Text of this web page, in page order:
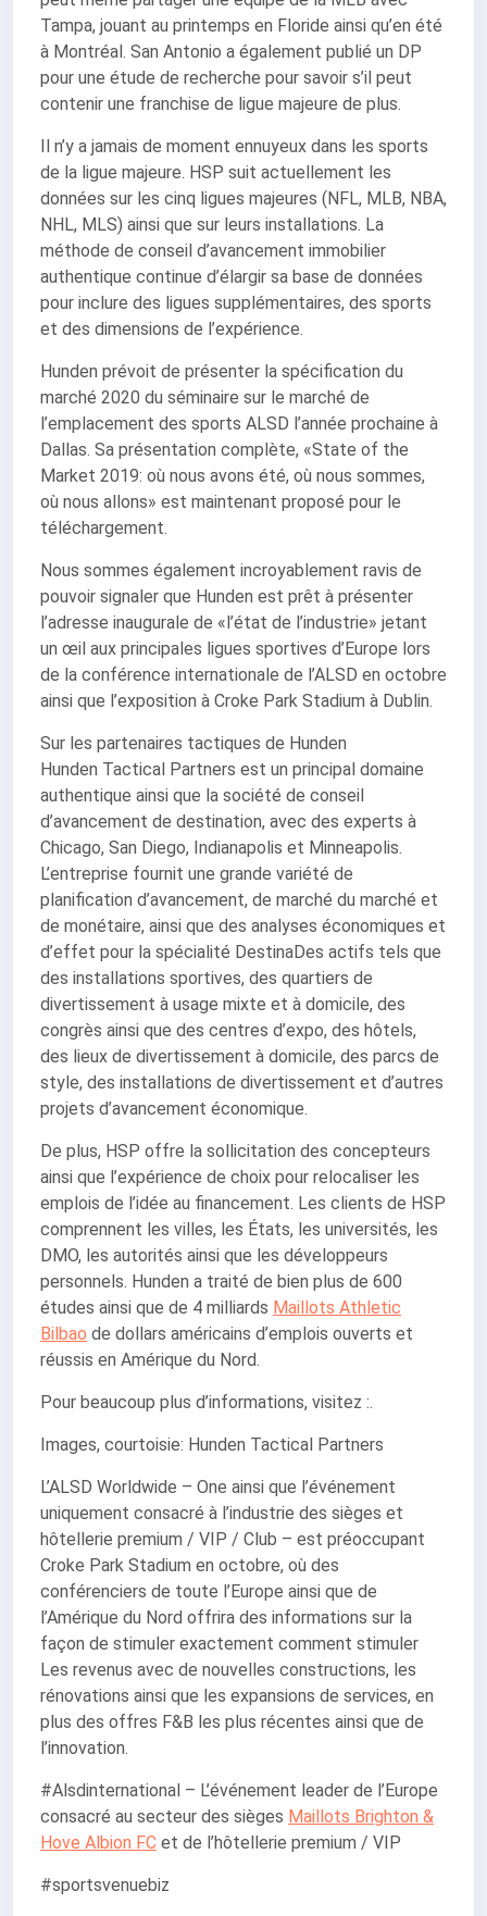
Tampa, jouant au printemps en Floride ainsi qu’en été
à Montréal. San Antonio a également publié un DP
pour une étude de recherche pour savoir s’il peut
contenir une franchise de ligue majeure de plus.
Il n’y a jamais de moment ennuyeux dans les sports
de la ligue majeure. HSP suit actuellement les
données sur les cinq ligues majeures (NFL, MLB, NBA,
NHL, MLS) ainsi que sur leurs installations. La
méthode de conseil d’avancement immobilier
authentique continue d’élargir sa base de données
pour inclure des ligues supplémentaires, des sports
et des dimensions de l’expérience.
Hunden prévoit de présenter la spécification du
marché 2020 du séminaire sur le marché de
l’emplacement des sports ALSD l’année prochaine à
Dallas. Sa présentation complète, «State of the
Market 2019: où nous avons été, où nous sommes,
où nous allons» est maintenant proposé pour le
téléchargement.
Nous sommes également incroyablement ravis de
pouvoir signaler que Hunden est prêt à présenter
l’adresse inaugurale de «l’état de l’industrie» jetant
un œil aux principales ligues sportives d’Europe lors
de la conférence internationale de l’ALSD en octobre
ainsi que l’exposition à Croke Park Stadium à Dublin.
Sur les partenaires tactiques de Hunden
Hunden Tactical Partners est un principal domaine
authentique ainsi que la société de conseil
d’avancement de destination, avec des experts à
Chicago, San Diego, Indianapolis et Minneapolis.
L’entreprise fournit une grande variété de
planification d’avancement, de marché du marché et
de monétaire, ainsi que des analyses économiques et
d’effet pour la spécialité DestinaDes actifs tels que
des installations sportives, des quartiers de
divertissement à usage mixte et à domicile, des
congrès ainsi que des centres d’expo, des hôtels,
des lieux de divertissement à domicile, des parcs de
style, des installations de divertissement et d’autres
projets d’avancement économique.
De plus, HSP offre la sollicitation des concepteurs
ainsi que l’expérience de choix pour relocaliser les
emplois de l’idée au financement. Les clients de HSP
comprennent les villes, les États, les universités, les
DMO, les autorités ainsi que les développeurs
personnels. Hunden a traité de bien plus de 600
études ainsi que de 4 milliards Maillots Athletic
Bilbao de dollars américains d’emplois ouverts et
réussis en Amérique du Nord.
Pour beaucoup plus d’informations, visitez :.
Images, courtoisie: Hunden Tactical Partners
L’ALSD Worldwide – One ainsi que l’événement
uniquement consacré à l’industrie des sièges et
hôtellerie premium / VIP / Club – est préoccupant
Croke Park Stadium en octobre, où des
conférenciers de toute l’Europe ainsi que de
l’Amérique du Nord offrira des informations sur la
façon de stimuler exactement comment stimuler
Les revenus avec de nouvelles constructions, les
rénovations ainsi que les expansions de services, en
plus des offres F&B les plus récentes ainsi que de
l’innovation.
#Alsdinternational – L’événement leader de l’Europe
consacré au secteur des sièges Maillots Brighton &
Hove Albion FC et de l’hôtellerie premium / VIP
#sportsvenuebiz